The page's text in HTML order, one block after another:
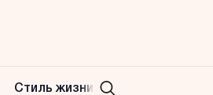
Стиль жизни